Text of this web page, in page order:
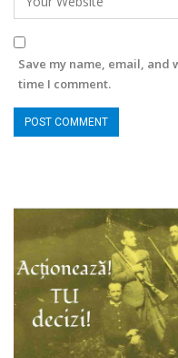
Save my name, email,
time I comment.